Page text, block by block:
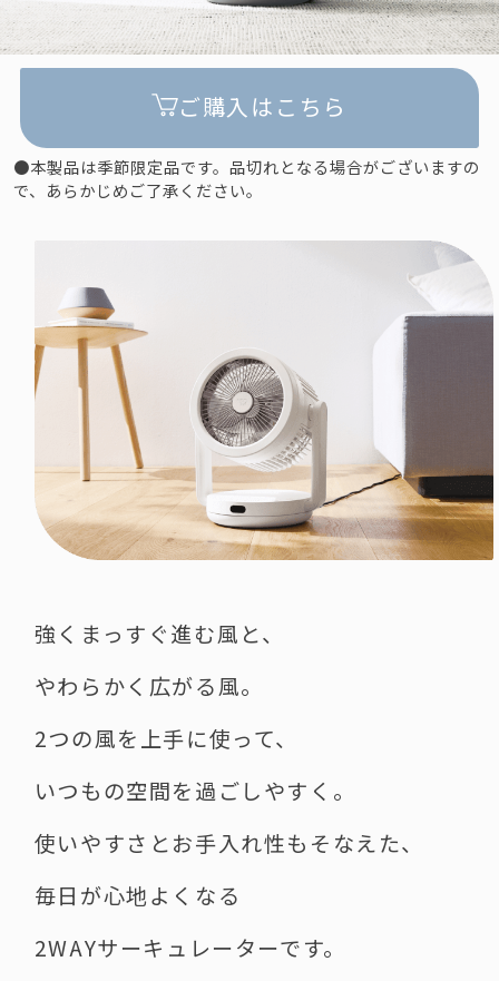
ご購入はこちら
●本製品は季節限定品です。品切れとなる場合がございますの
で、あらかじめご了承ください。
強くまっすぐ進む風と、
やわらかく広がる風。
2つの風を上手に使って、
いつもの空間を過ごしやすく。
使いやすさとお手入れ性もそなえた、
毎日が心地よくなる
2WAYサーキュレーターです。